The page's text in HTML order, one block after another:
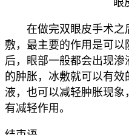
在做完双眼皮手术之
敷，最主要的作用是可
后，眼部一般都会出现
的肿胀，冰敷就可以有
液，也可以减轻肿胀现
有减轻作用。